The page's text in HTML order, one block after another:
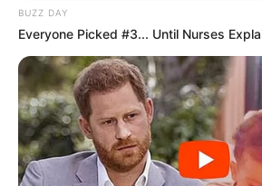
BUZZ DAY
Everyone Picked #3... Until Nurses